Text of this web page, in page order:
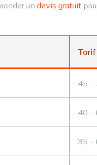
un devis gratuit
Tarif
45 –
40 –
35 –